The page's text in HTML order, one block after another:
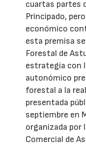
cuartas partes
Principado,
económico
esta premisa
Forestal de
estrategia con
autonómico
forestal a la
presentada
septiembre en
organizada por
Comercial de